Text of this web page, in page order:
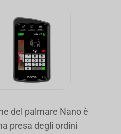
del palmare Nano è
presa degli ordini